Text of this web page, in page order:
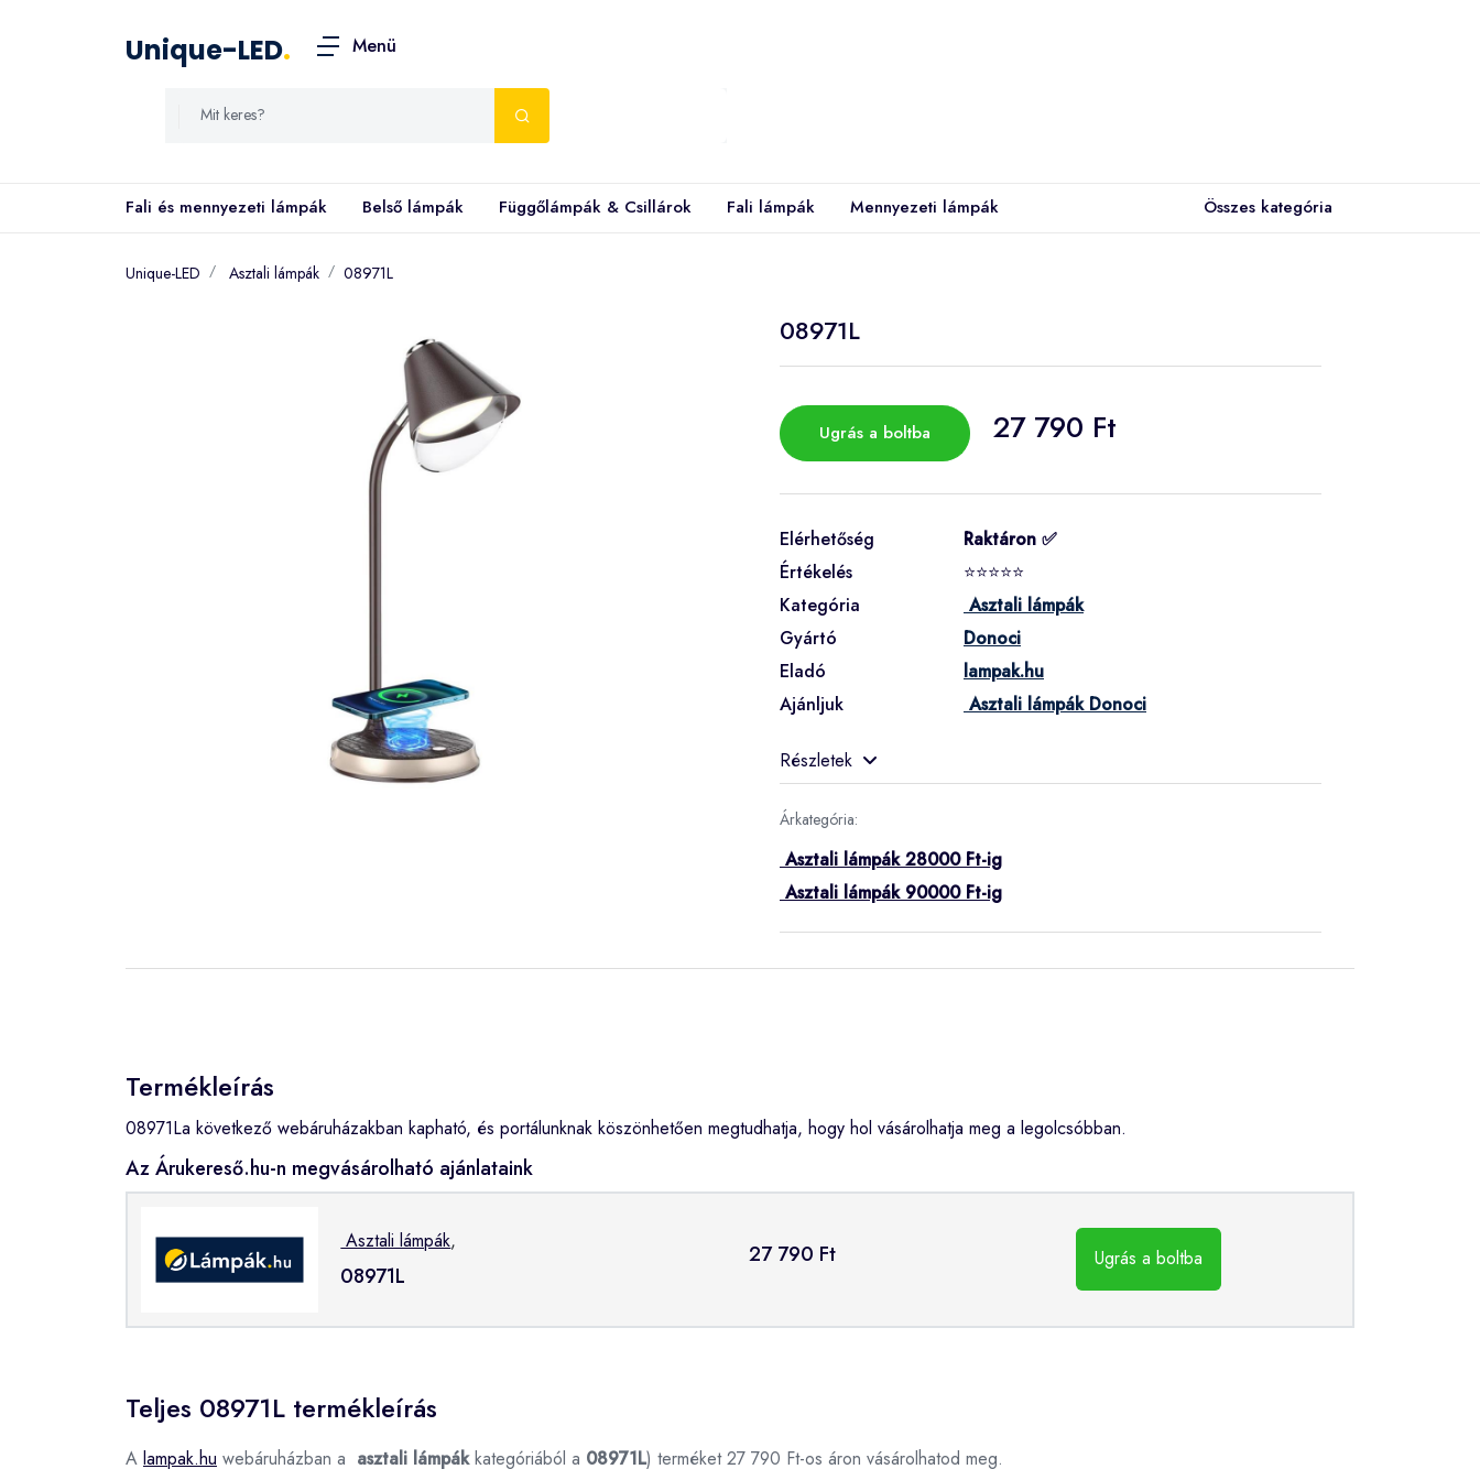
Unique-LED. Menü
Fali és mennyezeti lámpák Belső lámpák Függőlámpák & Csillárok Fali lámpák Mennyezeti lámpák Összes kategória
Unique-LED Asztali lámpák 08971L
08971L
Ugrás a boltba 27 790 Ft
Elérhetőség
Raktáron ✅
Értékelés
⭐⭐⭐⭐⭐
Kategória
Asztali lámpák
Gyártó
Donoci
Eladó
lampak.hu
Ajánljuk
Asztali lámpák Donoci
Részletek
Árkategória:
Asztali lámpák 28000 Ft-ig
Asztali lámpák 90000 Ft-ig
Termékleírás
08971La következő webáruházakban kapható, és portálunknak köszönhetően megtudhatja, hogy hol vásárolhatja meg a legolcsóbban.
Az Árukereső.hu-n megvásárolható ajánlataink
Asztali lámpák,
08971L
27 790 Ft Ugrás a boltba
Teljes 08971L termékleírás
A lampak.hu webáruházban a asztali lámpákkategóriából a 08971L) terméket 27 790 Ft-os áron vásárolhatod meg.